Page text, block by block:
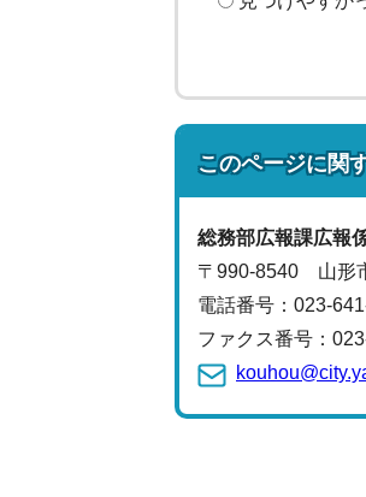
このページに関
総務部広報課広報
〒990-8540 山形
電話番号： 023-
ファクス番号：